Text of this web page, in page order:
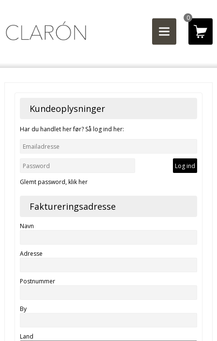
0
Kundeoplysninger
Har du handlet her før? Så log ind her:
Glemt password, klik her
Faktureringsadresse
Navn
Adresse
Postnummer
By
Land